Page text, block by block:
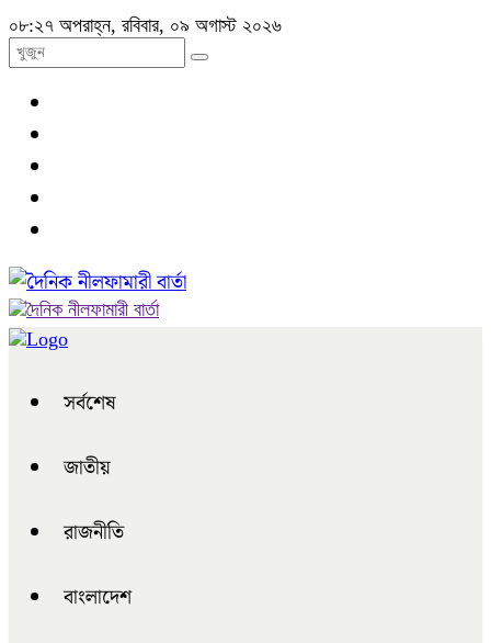
০৮:২৭ অপরাহ্ন, রবিবার, ০৯ অগাস্ট ২০২৬
সর্বশেষ
জাতীয়
রাজনীতি
বাংলাদেশ